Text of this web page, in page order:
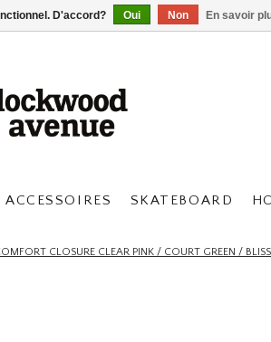
ACCESSOIRES SKATEBOARD
CLOSURE CLEAR PINK / COURT GREEN /
D'accord? Oui Non En savoir